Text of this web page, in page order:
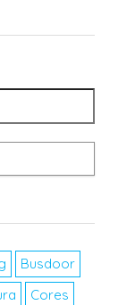
Busdoor
Cores